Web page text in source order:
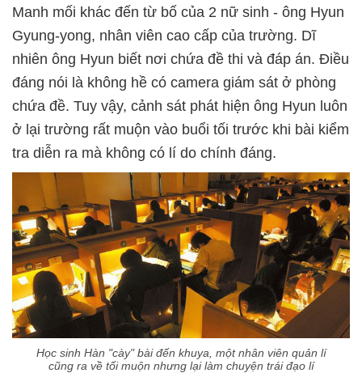
Manh mối khác đến từ bố của 2 nữ sinh - ông Hyun
Gyung-yong, nhân viên cao cấp của trường. Dĩ
nhiên ông Hyun biết nơi chứa đề thi và đáp án. Điều
đáng nói là không hề có camera giám sát ở phòng
chứa đề. Tuy vậy, cảnh sát phát hiện ông Hyun luôn
ở lại trường rất muộn vào buổi tối trước khi bài kiểm
tra diễn ra mà không có lí do chính đáng.
Học sinh Hàn "cày" bài đến khuya, một nhân viên quản lí
cũng ra về tối muộn nhưng lại làm chuyện trái đạo lí